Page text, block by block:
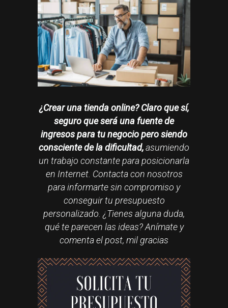
¿Crear una tienda online? Claro que sí,
seguro que será una fuente de
ingresos para tu negocio pero siendo
consciente de la dificultad,asumiendo
un trabajo constante para posicionarla
en Internet. Contacta con nosotros
para informarte sin compromiso y
conseguir tu presupuesto
personalizado. ¿Tienes alguna duda,
qué te parecen las ideas? Anímate y
comenta el post, mil gracias